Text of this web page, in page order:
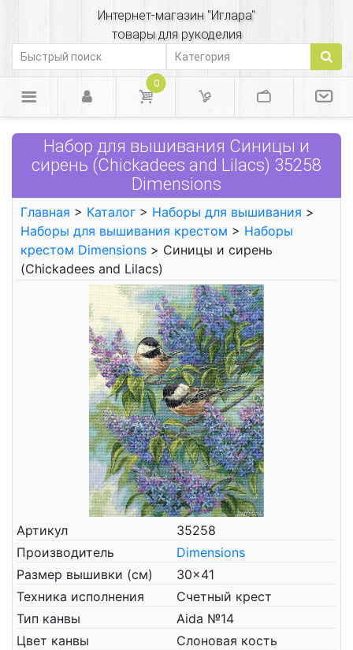
Интернет-магазин "Иглара"
товары для рукоделия
0
Набор для вышивания Синицы и
сирень (Chickadees and Lilacs) 35258
Dimensions
Главная > Каталог > Наборы для вышивания >
Наборы для вышивания крестом > Наборы
крестом Dimensions > Синицы и сирень
(Chickadees and Lilacs)
Артикул
35258
Производитель
Dimensions
Размер вышивки (см)
30x41
Техника исполнения
Счетный крест
Тип канвы
Aida №14
Цвет канвы
Слоновая кость